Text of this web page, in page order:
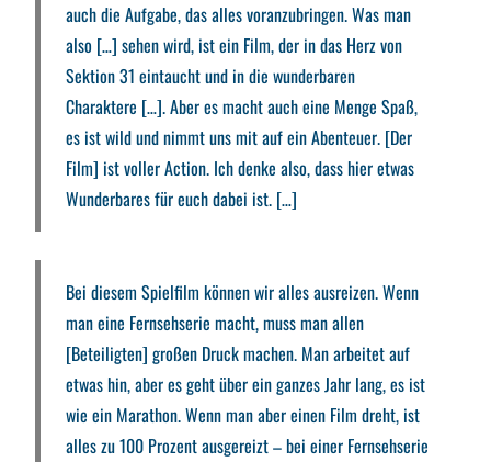
auch die Aufgabe, das alles voranzubringen. Was man
also […] sehen wird, ist ein Film, der in das Herz von
Sektion 31 eintaucht und in die wunderbaren
Charaktere […]. Aber es macht auch eine Menge Spaß,
es ist wild und nimmt uns mit auf ein Abenteuer. [Der
Film] ist voller Action. Ich denke also, dass hier etwas
Wunderbares für euch dabei ist. […]
Bei diesem Spielfilm können wir alles ausreizen. Wenn
man eine Fernsehserie macht, muss man allen
[Beteiligten] großen Druck machen. Man arbeitet auf
etwas hin, aber es geht über ein ganzes Jahr lang, es ist
wie ein Marathon. Wenn man aber einen Film dreht, ist
alles zu 100 Prozent ausgereizt – bei einer Fernsehserie